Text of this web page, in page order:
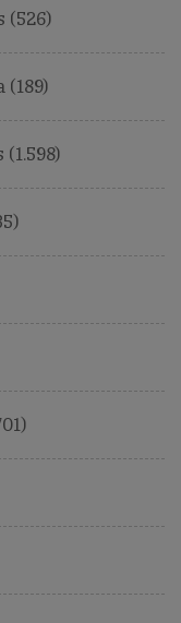
(526)
(189)